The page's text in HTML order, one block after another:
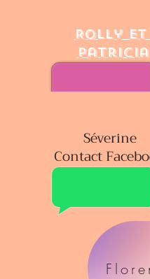
Rolly et
Patricia
Séverine
Contact